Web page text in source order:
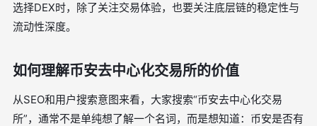
选择DEX时，除了关注交易体验，也要关注底层链的稳定性与
流动性深度。
如何理解币安去中心化交易所的价值
从SEO和用户搜索意图来看，大家搜索“币安去中心化交易
所”，通常不是单纯想了解一个名词，而是想知道：币安是否有